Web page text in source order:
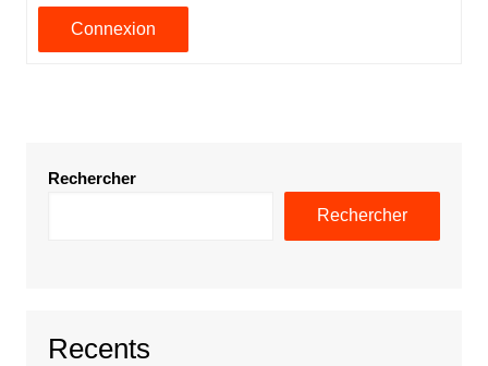
Connexion
Rechercher
Rechercher
Recents